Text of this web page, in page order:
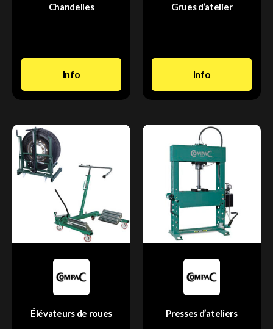
Chandelles
Info
Grues d’atelier
Info
Élévateurs de roues Presses d’ateliers